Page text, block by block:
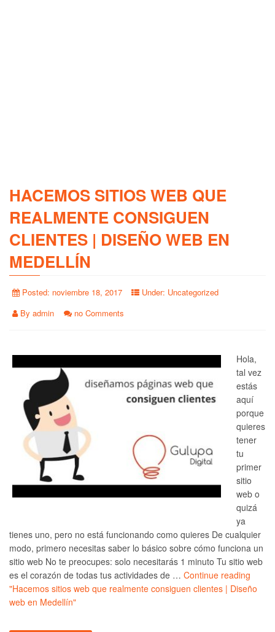
HACEMOS SITIOS WEB QUE
REALMENTE CONSIGUEN
CLIENTES | DISEÑO WEB EN
MEDELLÍN
Posted: noviembre 18, 2017 Under: Uncategorized
By admin no Comments
Hola,
tal vez
estás
aquí
porque
quieres
tener
tu
primer
sitio
web o
quizá
ya
tienes uno, pero no está funcionando como quieres De cualquier
modo, primero necesitas saber lo básico sobre cómo funciona un
sitio web No te preocupes: solo necesitarás 1 minuto Tu sitio web
es el corazón de todas tus actividades de … Continue reading
"Hacemos sitios web que realmente consiguen clientes | Diseño
web en Medellín"